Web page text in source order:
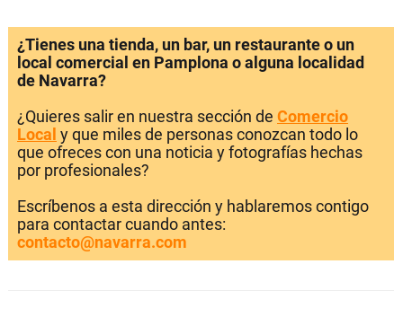
¿Tienes una tienda, un bar, un restaurante o un
local comercial en Pamplona o alguna localidad
de Navarra?
¿Quieres salir en nuestra sección de Comercio
Local y que miles de personas conozcan todo lo
que ofreces con una noticia y fotografías hechas
por profesionales?
Escríbenos a esta dirección y hablaremos contigo
para contactar cuando antes:
contacto@navarra.com